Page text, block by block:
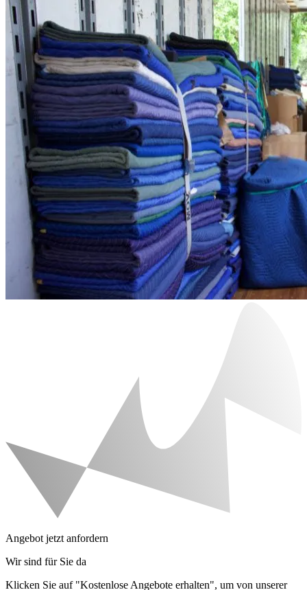
Angebot jetzt anfordern
Wir sind für Sie da
Klicken Sie auf "Kostenlose Angebote erhalten", um von unserer